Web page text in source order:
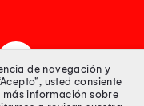
de navegación y
usted consiente
más información sobre